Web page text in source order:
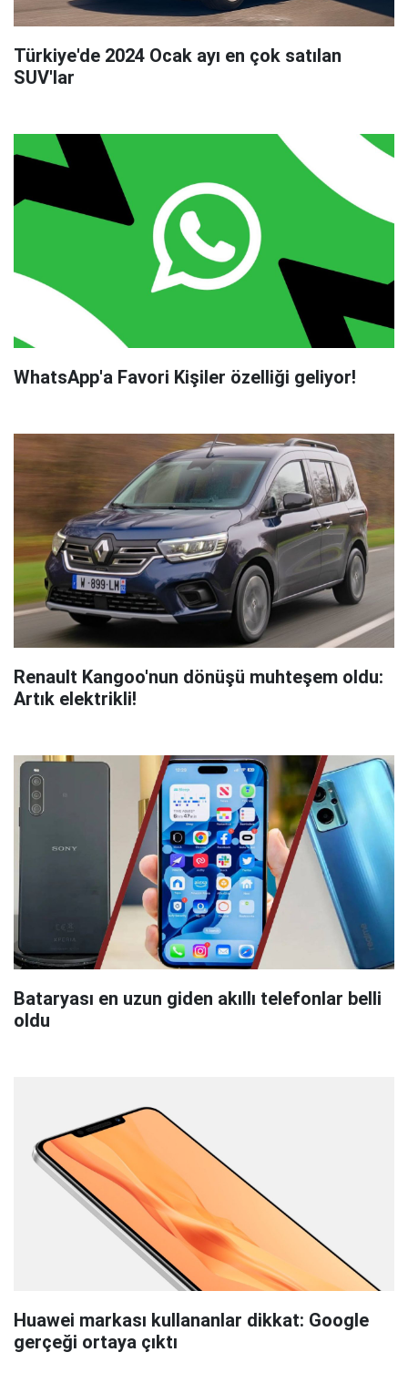
Türkiye'de 2024 Ocak ayı en çok satılan
SUV'lar
WhatsApp'a Favori Kişiler özelliği geliyor!
Renault Kangoo'nun dönüşü muhteşem oldu:
Artık elektrikli!
Bataryası en uzun giden akıllı telefonlar belli
oldu
Huawei markası kullananlar dikkat: Google
gerçeği ortaya çıktı